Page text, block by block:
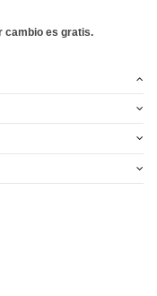
cambio es gratis.